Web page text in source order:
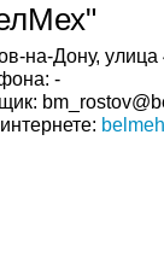
на-Дону,
-